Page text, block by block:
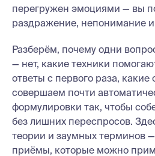
перегружен эмоциями — вы
раздражение, непонимание
Разберём, почему одни
— нет, какие техники
ответы с первого раза,
совершаем почти
формулировки так, чтобы
без лишних переспросов.
теории и заумных терминов
приёмы, которые можно